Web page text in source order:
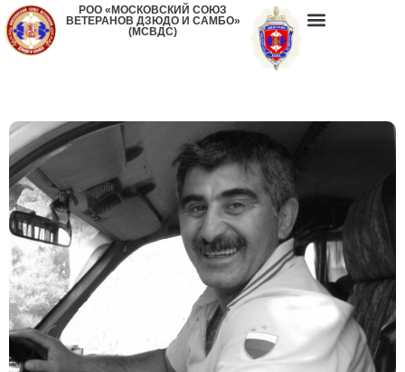
РОО «МОСКОВСКИЙ СОЮЗ
ВЕТЕРАНОВ ДЗЮДО И САМБО»
(МСВДС)